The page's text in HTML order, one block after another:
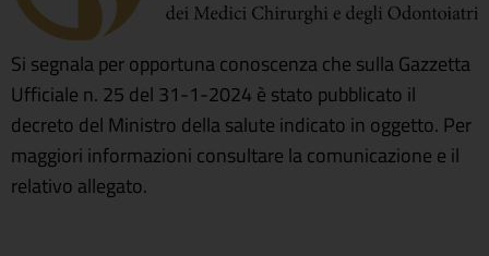
Si segnala per opportuna conoscenza che sulla Gazzetta
Ufficiale n. 25 del 31-1-2024 è stato pubblicato il
decreto del Ministro della salute indicato in oggetto. Per
maggiori informazioni consultare la comunicazione e il
relativo allegato.